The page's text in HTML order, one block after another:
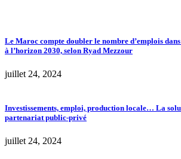
Le Maroc compte doubler le nombre d’emplois
à l’horizon 2030, selon Ryad Mezzour
juillet 24, 2024
Investissements, emploi, production locale… La
partenariat public-privé
juillet 24, 2024